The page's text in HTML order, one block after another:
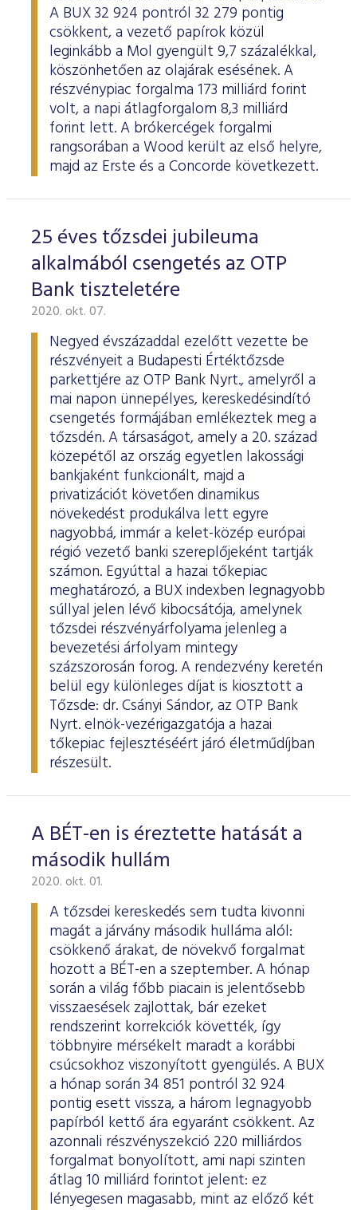
A BUX 32 924 pontról 32 279 pontig
csökkent, a vezető papírok közül
leginkább a Mol gyengült 9,7 százalékkal,
köszönhetően az olajárak esésének. A
részvénypiac forgalma 173 milliárd forint
volt, a napi átlagforgalom 8,3 milliárd
forint lett. A brókercégek forgalmi
rangsorában a Wood került az első helyre,
majd az Erste és a Concorde következett.
25 éves tőzsdei jubileuma
alkalmából csengetés az OTP
Bank tiszteletére
2020. okt. 07.
Negyed évszázaddal ezelőtt vezette be
részvényeit a Budapesti Értéktőzsde
parkettjére az OTP Bank Nyrt., amelyről a
mai napon ünnepélyes, kereskedésindító
csengetés formájában emlékeztek meg a
tőzsdén. A társaságot, amely a 20. század
közepétől az ország egyetlen lakossági
bankjaként funkcionált, majd a
privatizációt követően dinamikus
növekedést produkálva lett egyre
nagyobbá, immár a kelet-közép európai
régió vezető banki szereplőjeként tartják
számon. Egyúttal a hazai tőkepiac
meghatározó, a BUX indexben legnagyobb
súllyal jelen lévő kibocsátója, amelynek
tőzsdei részvényárfolyama jelenleg a
bevezetési árfolyam mintegy
százszorosán forog. A rendezvény keretén
belül egy különleges díjat is kiosztott a
Tőzsde: dr. Csányi Sándor, az OTP Bank
Nyrt. elnök-vezérigazgatója a hazai
tőkepiac fejlesztéséért járó életműdíjban
részesült.
A BÉT-en is éreztette hatását a
második hullám
2020. okt. 01.
A tőzsdei kereskedés sem tudta kivonni
magát a járvány második hulláma alól:
csökkenő árakat, de növekvő forgalmat
hozott a BÉT-en a szeptember. A hónap
során a világ főbb piacain is jelentősebb
visszaesések zajlottak, bár ezeket
rendszerint korrekciók követték, így
többnyire mérsékelt maradt a korábbi
csúcsokhoz viszonyított gyengülés. A BUX
a hónap során 34 851 pontról 32 924
pontig esett vissza, a három legnagyobb
papírból kettő ára egyaránt csökkent. Az
azonnali részvényszekció 220 milliárdos
forgalmat bonyolított, ami napi szinten
átlag 10 milliárd forintot jelent: ez
lényegesen magasabb, mint az előző két